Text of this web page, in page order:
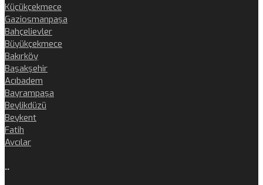
Küçükçekmece
Gaziosmanpaşa
Bahçelievler
Büyükçekmece
Bakırköy
Başakşehir
Acıbadem
Bayrampaşa
Beylikdüzü
Beykent
Fatih
Avcılar
..